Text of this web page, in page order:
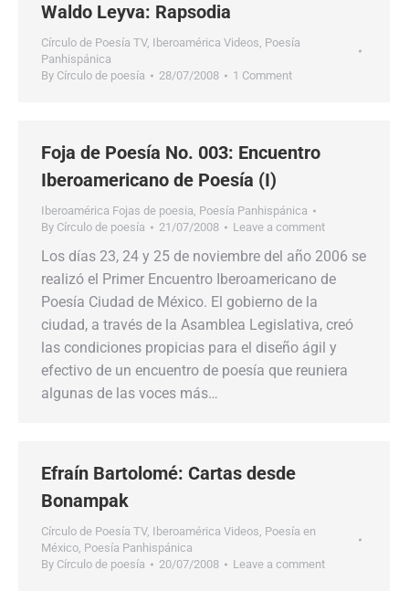
Waldo Leyva: Rapsodia
Círculo de Poesía TV, Iberoamérica Videos, Poesía
Panhispánica
By Círculo de poesía 28/07/2008 1 Comment
Foja de Poesía No. 003: Encuentro
Iberoamericano de Poesía (I)
Iberoamérica Fojas de poesia, Poesía Panhispánica
By Círculo de poesía 21/07/2008 Leave a comment
Los días 23, 24 y 25 de noviembre del año 2006 se
realizó el Primer Encuentro Iberoamericano de
Poesía Ciudad de México. El gobierno de la
ciudad, a través de la Asamblea Legislativa, creó
las condiciones propicias para el diseño ágil y
efectivo de un encuentro de poesía que reuniera
algunas de las voces más…
Efraín Bartolomé: Cartas desde
Bonampak
Círculo de Poesía TV, Iberoamérica Videos, Poesía en
México, Poesía Panhispánica
By Círculo de poesía 20/07/2008 Leave a comment